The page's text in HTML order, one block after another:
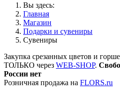
Вы здесь:
Главная
Магазин
Подарки и сувениры
Сувениры
Закупка срезанных цветов и
ТОЛЬКО через WEB-SHOP.
России нет
Розничная продажа на FLORS.ru